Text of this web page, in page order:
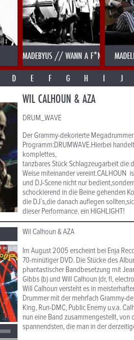
MADEBYUS // WANN A F*NK
D E F G H I J
WIL CALHOUN & AZA
DRUM_WAVE
Der Grammy-dekorierte
Programm:DRUMWAVE.Hierbei
komplettes,
tanzbares Stück Schlagzeugarbeit die
Weise miteinander vereint.CALHOUN
und DJ-Scene nicht nur
schockierend in die Beine gehenden
die DJ`s,die danach auflegen
dieser Performance. ein HIGHLIGHT!
Wil Calhoun & AZA
Im August 2005 erscheint bei Enja
70-minütiger DVD. Die Stücke des
phantastischer Bandbesetzung mit
Gibbs (b) und Will Calhoun (dr, fl,
Will Calhoun versteht es in
Drummer mit der mehrfach Grammy-
King, Run-DMC, Public Enemy u.v.a.
nun eine Band zusammengestellt,
spannendsten, die man in der